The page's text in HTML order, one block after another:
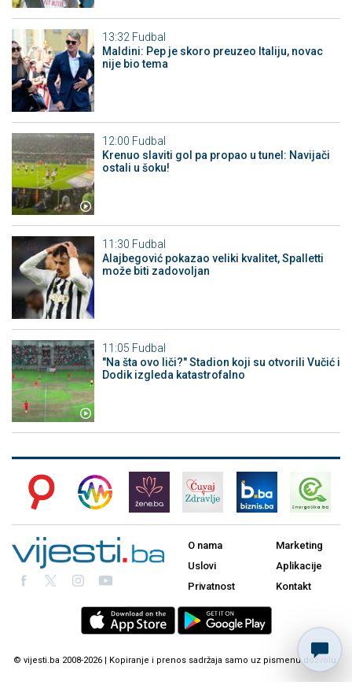
13:32 Fudbal
Maldini: Pep je skoro preuzeo Italiju, novac
nije bio tema
12:00 Fudbal
Krenuo slaviti gol pa propao u tunel: Navijači
ostali u šoku!
11:30 Fudbal
Alajbegović pokazao veliki kvalitet, Spalletti
može biti zadovoljan
11:05 Fudbal
"Na šta ovo liči?" Stadion koji su otvorili Vučić i
Dodik izgleda katastrofalno
O nama
Uslovi
Privatnost
Marketing
Aplikacije
Kontakt
© vijesti.ba 2008-2026 | Kopiranje i prenos sadržaja samo uz pismenu dozvolu.